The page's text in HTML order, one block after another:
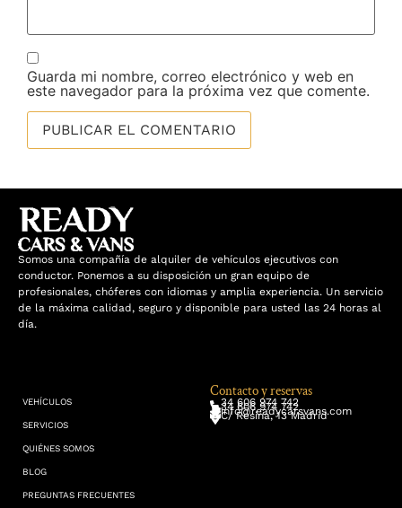
Guarda mi nombre, correo electrónico y web en
este navegador para la próxima vez que comente.
Somos una compañía de alquiler de vehículos ejecutivos con
conductor. Ponemos a su disposición un gran equipo de
profesionales, chóferes con idiomas y amplia experiencia. Un servicio
de la máxima calidad, seguro y disponible para usted las 24 horas al
día.
VEHÍCULOS
SERVICIOS
QUIÉNES SOMOS
BLOG
PREGUNTAS FRECUENTES
Contacto y reservas
34 606 974 742
34 606 974 742
info@readycarsvans.com
C/ Resina, 13 Madrid